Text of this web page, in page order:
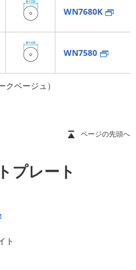
WN7680K
WN7580
クベージュ）
ページの先頭へ
プレート
ト